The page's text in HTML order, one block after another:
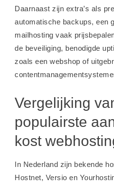
Daarnaast zijn extra’s als
automatische backups, een
mailhosting vaak
de beveiliging, benodigde
zoals een webshop of
Vergelijking
populairste
kost
In Nederland zijn bekende
Hostnet, Versio en